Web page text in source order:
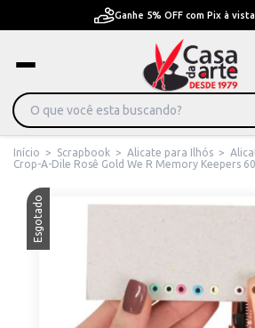
Ganhe 5% OFF com Pix à
Início > Scrapbook > Alicate para Ilhós >
Crop-A-Dile Rosê Gold We R Memory Keepers
Esgotado